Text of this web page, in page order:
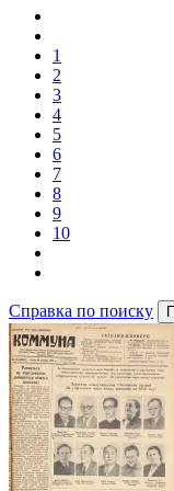
1
2
3
4
5
6
7
8
9
10
Справка по поиску